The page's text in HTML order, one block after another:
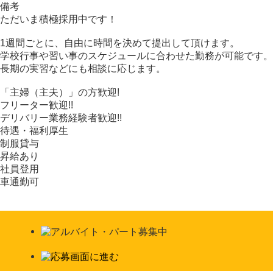
備考
ただいま積極採用中です！
1週間ごとに、自由に時間を決めて提出して頂けます。
学校行事や習い事のスケジュールに合わせた勤務が可能です。
長期の実習などにも相談に応じます。
「主婦（主夫）」の方歓迎!
フリーター歓迎!!
デリバリー業務経験者歓迎!!
待遇・福利厚生
制服貸与
昇給あり
社員登用
車通勤可